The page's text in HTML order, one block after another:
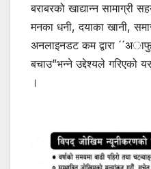
बराबरको खाद्यान्न सामाग्री
मनका धनी, दयाका खानी,
अनलाइनडट कम द्वारा
बचाउ”भन्ने उद्देश्यले गरिएको
।